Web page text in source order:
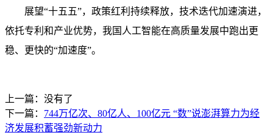
展望“十五五”，政策红利持续释放，技术迭代加速演进，
依托专利和产业优势，我国人工智能在高质量发展中跑出更
稳、更快的“加速度”。
上一篇：没有了
下一篇： 744万亿次、80亿人、100亿元 “数”说澎湃算力为经
济发展积蓄强劲新动力